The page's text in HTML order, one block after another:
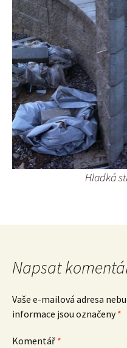
Hladká
Napsat
Vaše e-mailová adresa
informace jsou označeny*
Komentář *